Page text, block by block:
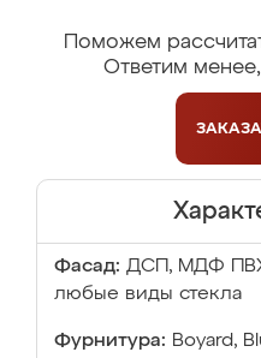
Поможем
Ответим
Фасад: ДСП, МДФ ПВХ,
любые виды стекла
Фурнитура: Boyard,